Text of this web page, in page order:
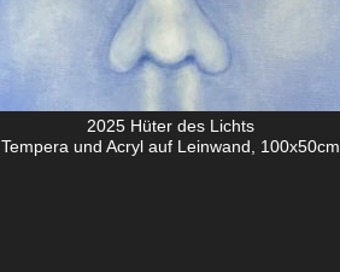
2025 Hüter des Lichts
Tempera und Acryl auf Leinwand, 100x50cm